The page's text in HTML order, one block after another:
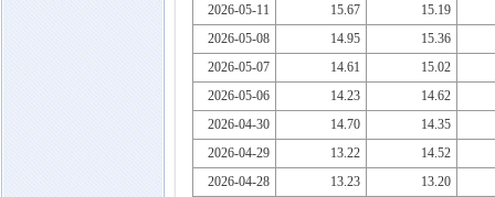
2026-05-11
15.67
15.19
2026-05-08
14.95
15.36
2026-05-07
14.61
15.02
2026-05-06
14.23
14.62
2026-04-30
14.70
14.35
2026-04-29
13.22
14.52
2026-04-28
13.23
13.20